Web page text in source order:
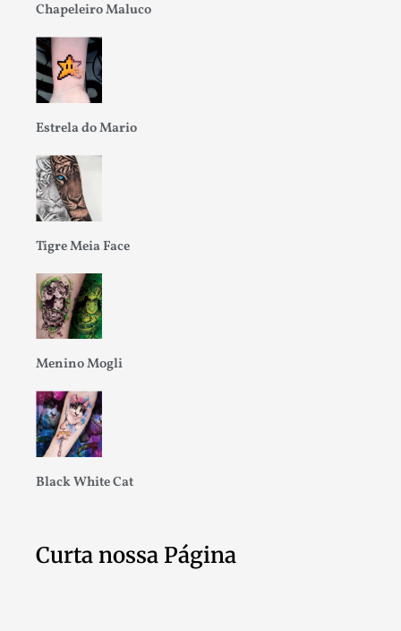
Chapeleiro Maluco
Estrela do Mario
Tigre Meia Face
Menino Mogli
Black White Cat
Curta nossa Página